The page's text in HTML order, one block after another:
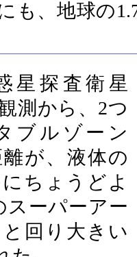
も、地球の
星探査衛星
測から、2つ
ブルゾーン
離が、液体の
ちょうどよ
スーパーアー
回り大きい